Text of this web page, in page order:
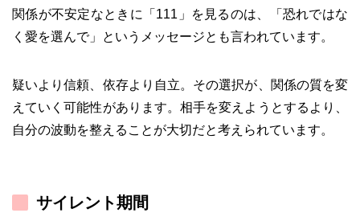
関係が不安定なときに「111」を見るのは、「恐れではな
く愛を選んで」というメッセージとも言われています。
疑いより信頼、依存より自立。その選択が、関係の質を変
えていく可能性があります。相手を変えようとするより、
自分の波動を整えることが大切だと考えられています。
サイレント期間